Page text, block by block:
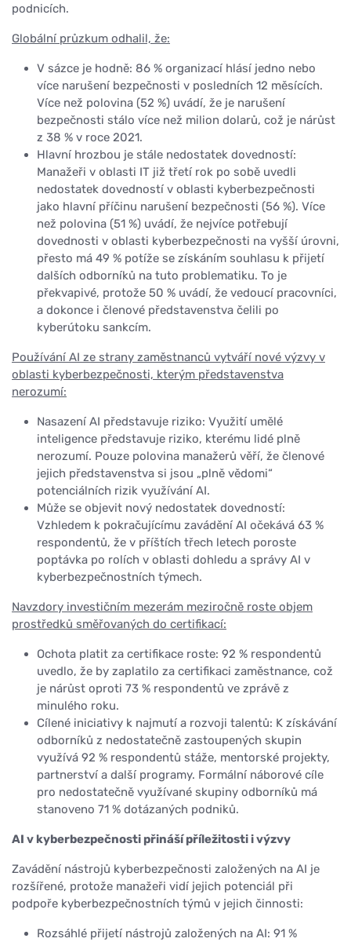
podnicích.
Globální průzkum odhalil, že:
V sázce je hodně: 86 % organizací hlásí jedno nebo
více narušení bezpečnosti v posledních 12 měsících.
Více než polovina (52 %) uvádí, že je narušení
bezpečnosti stálo více než milion dolarů, což je nárůst
z 38 % v roce 2021.
Hlavní hrozbou je stále nedostatek dovedností:
Manažeři v oblasti IT již třetí rok po sobě uvedli
nedostatek dovedností v oblasti kyberbezpečnosti
jako hlavní příčinu narušení bezpečnosti (56 %). Více
než polovina (51 %) uvádí, že nejvíce potřebují
dovednosti v oblasti kyberbezpečnosti na vyšší úrovni,
přesto má 49 % potíže se získáním souhlasu k přijetí
dalších odborníků na tuto problematiku. To je
překvapivé, protože 50 % uvádí, že vedoucí pracovníci,
a dokonce i členové představenstva čelili po
kyberútoku sankcím.
Používání AI ze strany zaměstnanců vytváří nové výzvy v
oblasti kyberbezpečnosti, kterým představenstva
nerozumí:
Nasazení AI představuje riziko: Využití umělé
inteligence představuje riziko, kterému lidé plně
nerozumí. Pouze polovina manažerů věří, že členové
jejich představenstva si jsou „plně vědomi“
potenciálních rizik využívání AI.
Může se objevit nový nedostatek dovedností:
Vzhledem k pokračujícímu zavádění AI očekává 63 %
respondentů, že v příštích třech letech poroste
poptávka po rolích v oblasti dohledu a správy AI v
kyberbezpečnostních týmech.
Navzdory investičním mezerám meziročně roste objem
prostředků směřovaných do certifikací:
Ochota platit za certifikace roste: 92 % respondentů
uvedlo, že by zaplatilo za certifikaci zaměstnance, což
je nárůst oproti 73 % respondentů ve zprávě z
minulého roku.
Cílené iniciativy k najmutí a rozvoji talentů: K získávání
odborníků z nedostatečně zastoupených skupin
využívá 92 % respondentů stáže, mentorské projekty,
partnerství a další programy. Formální náborové cíle
pro nedostatečně využívané skupiny odborníků má
stanoveno 71 % dotázaných podniků.
AI v kyberbezpečnosti přináší příležitosti i výzvy
Zavádění nástrojů kyberbezpečnosti založených na AI je
rozšířené, protože manažeři vidí jejich potenciál při
podpoře kyberbezpečnostních týmů v jejich činnosti:
Rozsáhlé přijetí nástrojů založených na AI: 91 %